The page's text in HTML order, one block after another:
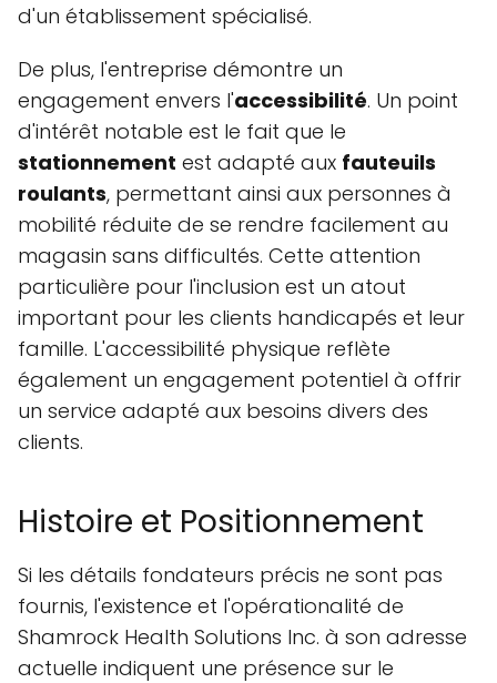
d'un établissement spécialisé.
De plus, l'entreprise démontre un
engagement envers l'accessibilité. Un point
d'intérêt notable est le fait que le
stationnement est adapté aux fauteuils
roulants, permettant ainsi aux personnes à
mobilité réduite de se rendre facilement au
magasin sans difficultés. Cette attention
particulière pour l'inclusion est un atout
important pour les clients handicapés et leur
famille. L'accessibilité physique reflète
également un engagement potentiel à offrir
un service adapté aux besoins divers des
clients.
Histoire et Positionnement
Si les détails fondateurs précis ne sont pas
fournis, l'existence et l'opérationalité de
Shamrock Health Solutions Inc. à son adresse
actuelle indiquent une présence sur le